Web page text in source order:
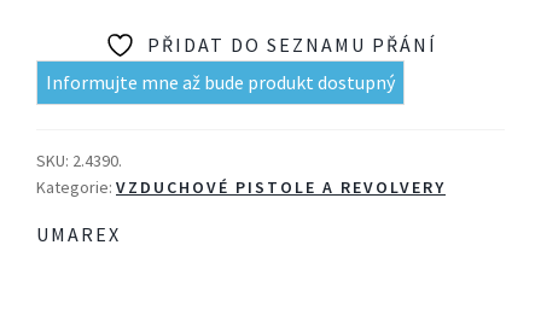
PŘIDAT DO SEZNAMU PŘÁNÍ
Informujte mne až bude produkt dostupný
SKU: 2.4390.
Kategorie: VZDUCHOVÉ PISTOLE A REVOLVERY
UMAREX